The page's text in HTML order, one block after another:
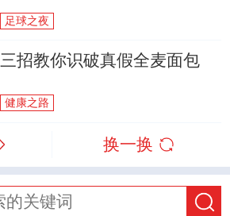
足球之夜
三招教你识破真假全麦面包
健康之路
换一换